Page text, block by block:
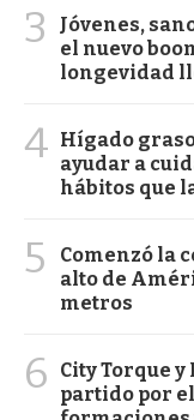
3
Jóvenes,
el nuevo
longevidad
4 Hígado
ayudar a
hábitos que
5
Comenzó la
alto de
metros
6
City Torque
partido por